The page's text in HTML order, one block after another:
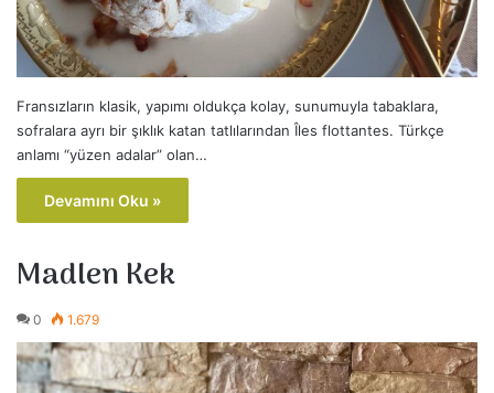
Fransızların klasik, yapımı oldukça kolay, sunumuyla tabaklara,
sofralara ayrı bir şıklık katan tatlılarından Îles flottantes. Türkçe
anlamı “yüzen adalar” olan…
Devamını Oku »
Madlen Kek
0 1.679